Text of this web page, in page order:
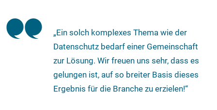
„Ein solch komplexes Thema wie der
Datenschutz bedarf einer Gemeinschaft
zur Lösung. Wir freuen uns sehr, dass es
gelungen ist, auf so breiter Basis dieses
Ergebnis für die Branche zu erzielen!“